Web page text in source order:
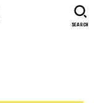
SEARCH